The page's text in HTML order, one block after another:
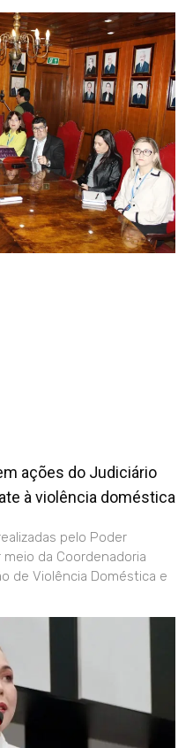
ações do Judiciário
à violência doméstica
pelo Poder
da Coordenadoria
de Violência Doméstica e